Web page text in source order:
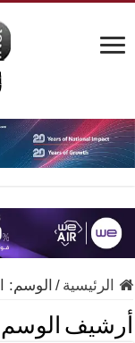
الرئيسية / الوسم:
أرشيف الوسم